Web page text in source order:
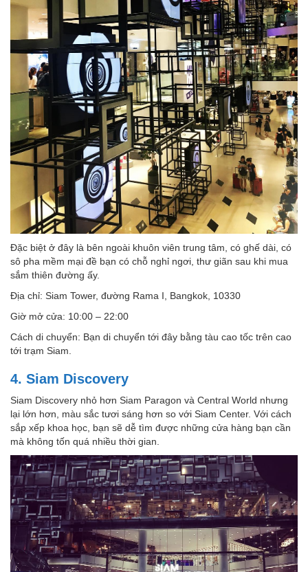
Đặc biệt ở đây là bên ngoài khuôn viên trung tâm, có ghế dài, có
sô pha mềm mại đề bạn có chỗ nghỉ ngơi, thư giãn sau khi mua
sắm thiên đường ấy.
Địa chỉ: Siam Tower, đường Rama I, Bangkok, 10330
Giờ mở cửa: 10:00 – 22:00
Cách di chuyển: Bạn di chuyển tới đây bằng tàu cao tốc trên cao
tới trạm Siam.
4. Siam Discovery
Siam Discovery nhỏ hơn Siam Paragon và Central World nhưng
lại lớn hơn, màu sắc tươi sáng hơn so với Siam Center. Với cách
sắp xếp khoa học, bạn sẽ dễ tìm được những cửa hàng bạn cần
mà không tốn quá nhiều thời gian.